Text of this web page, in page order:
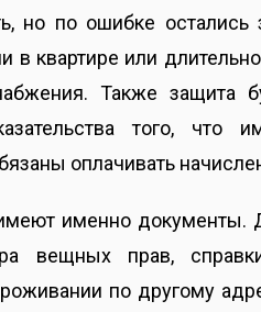
но по ошибке остались
в квартире или
Также защита
того, что
оплачивать
именно документы.
вещных прав,
по другому